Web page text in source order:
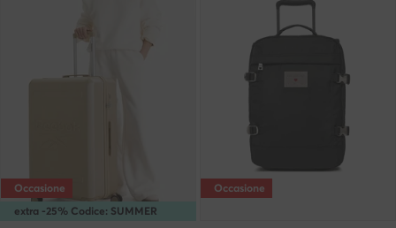
extra -25% Codice: SUMMER
Occasione Occasione